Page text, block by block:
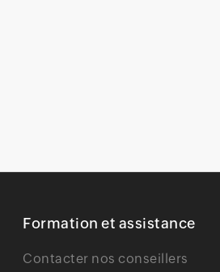
Formation et assistance
Contacter nos conseillers